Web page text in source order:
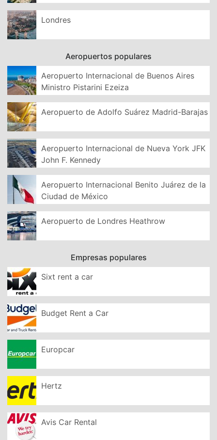
Londres
Aeropuertos populares
Aeropuerto Internacional de Buenos Aires
Ministro Pistarini Ezeiza
Aeropuerto de Adolfo Suárez Madrid-Barajas
Aeropuerto Internacional de Nueva York JFK
John F. Kennedy
Aeropuerto Internacional Benito Juárez de la
Ciudad de México
Aeropuerto de Londres Heathrow
Empresas populares
Sixt rent a car
Budget Rent a Car
Europcar
Hertz
Avis Car Rental